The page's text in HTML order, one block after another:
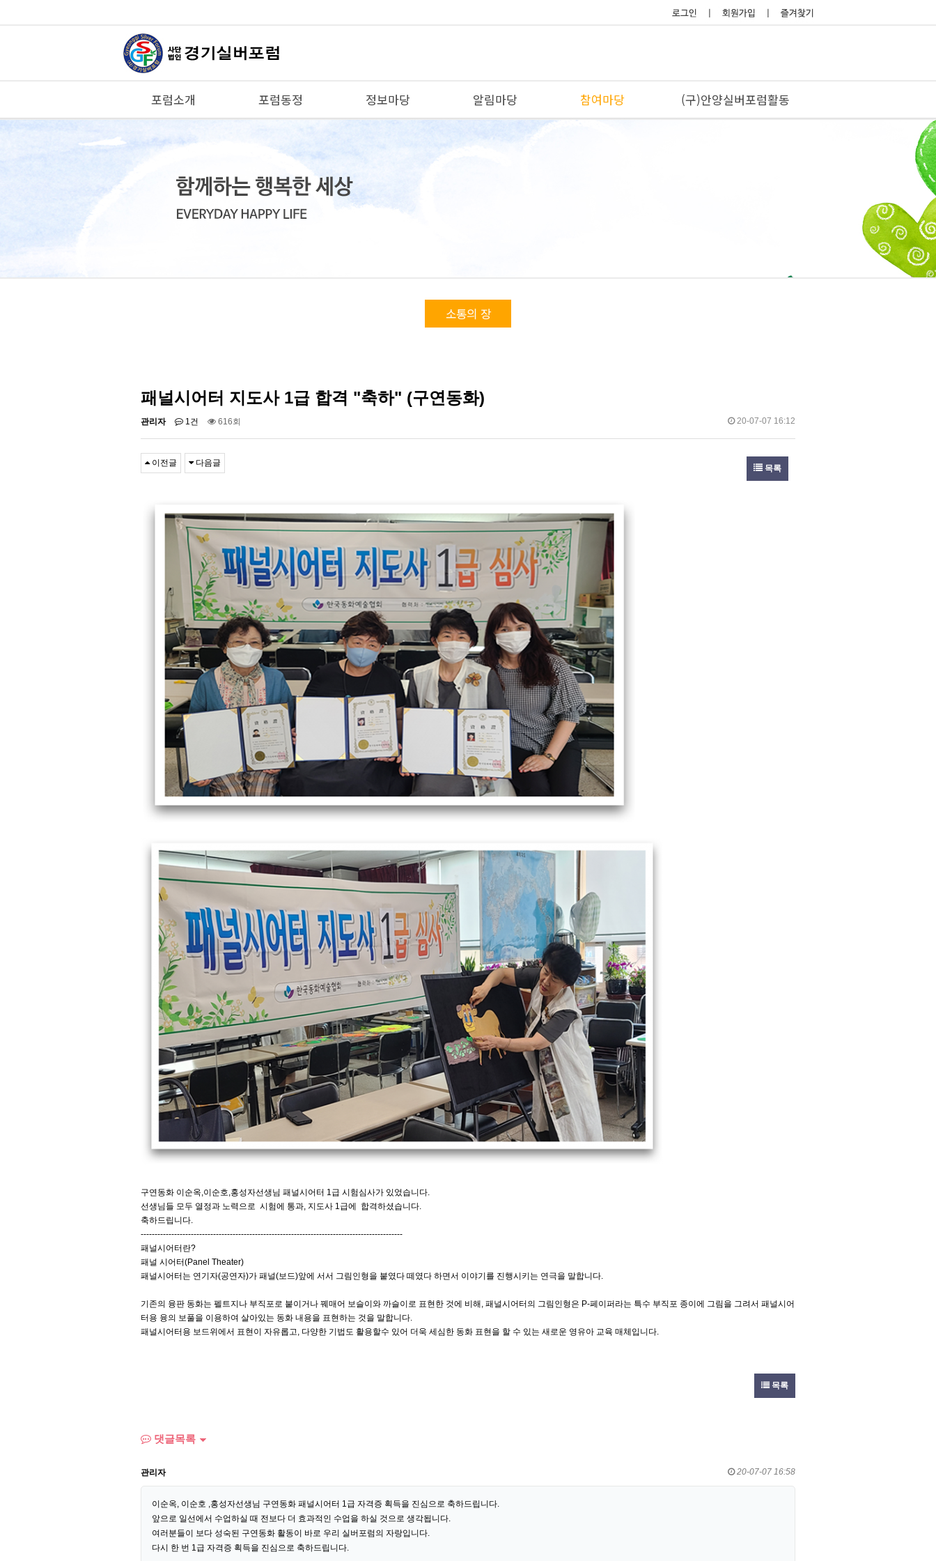
포럼소개 포럼동정 정보마당 알림마당 참여마당 (구)안양실버포럼활동
소통의 장
패널시어터 지도사 1급 합격 "축하" (구연동화)
관리자 1건 616회 20-07-07 16:12
이전글 다음글
목록
구연동화 이순옥,이순호,홍성자선생님 패널시어터 1급 시험심사가 있었습니다.
선생님들 모두 열정과 노력으로 시험에 통과, 지도사 1급에 합격하셨습니다.
축하드립니다.
----------------------------------------------------------------------------------------------
패널시어터란?
패널 시어터(Panel Theater)
패널시어터는 연기자(공연자)가 패널(보드)앞에 서서 그림인형을 붙였다 떼였다 하면서 이야기를 진행시키는 연극을 말합니다.
기존의 융판 동화는 펠트지나 부직포로 붙이거나 꿰매어 보슬이와 까슬이로 표현한 것에 비해, 패널시어터의 그림인형은 P-페이퍼라는 특수 부직포 종이에 그림을 그려서 패널시어
터용 융의 보풀을 이용하여 살아있는 동화 내용을 표현하는 것을 말합니다.
패널시어터용 보드위에서 표현이 자유롭고, 다양한 기법도 활용할수 있어 더욱 세심한 동화 표현을 할 수 있는 새로운 영유아 교육 매체입니다.
목록
댓글목록
관리자 20-07-07 16:58
이순옥, 이순호 ,홍성자선생님 구연동화 패널시어터 1급 자격증 획득을 진심으로 축하드립니다.
앞으로 일선에서 수업하실 때 전보다 더 효과적인 수업을 하실 것으로 생각됩니다.
여러분들이 보다 성숙된 구연동화 활동이 바로 우리 실버포럼의 자랑입니다.
다시 한 번 1급 자격증 획득을 진심으로 축하드립니다.